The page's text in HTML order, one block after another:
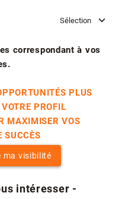
Sélection
correspondant à vos
PLUS
PROFIL
MAXIMISER VOS
SUCCÈS
ma visibilité
intéresser -